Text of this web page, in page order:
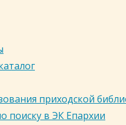
приходской
поиску в ЭК Епархии